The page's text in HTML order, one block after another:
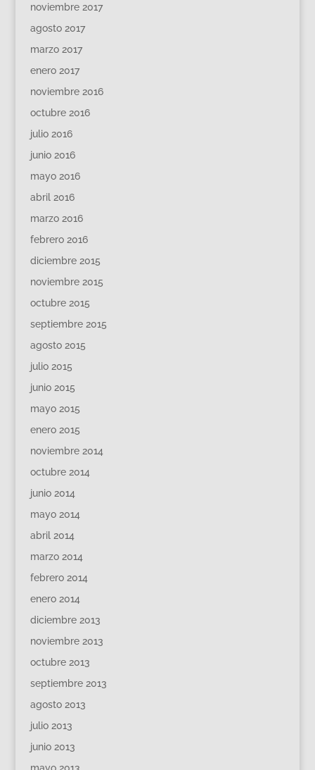
noviembre 2017
agosto 2017
marzo 2017
enero 2017
noviembre 2016
octubre 2016
julio 2016
junio 2016
mayo 2016
abril 2016
marzo 2016
febrero 2016
diciembre 2015
noviembre 2015
octubre 2015
septiembre 2015
agosto 2015
julio 2015
junio 2015
mayo 2015
enero 2015
noviembre 2014
octubre 2014
junio 2014
mayo 2014
abril 2014
marzo 2014
febrero 2014
enero 2014
diciembre 2013
noviembre 2013
octubre 2013
septiembre 2013
agosto 2013
julio 2013
junio 2013